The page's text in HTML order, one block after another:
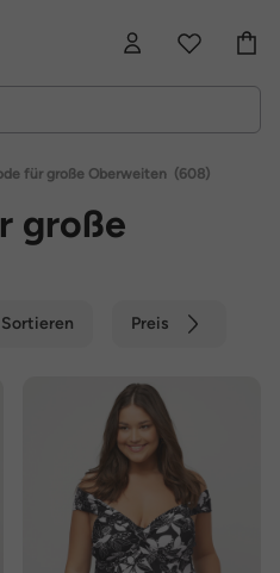
für große Oberweiten (608)
große
Sortieren Preis